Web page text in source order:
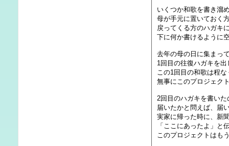
いくつか和歌を書き溜
母が手元に置いておく
戻ってくる方のハガキ
下に何か書けるように
去年の母の日に集まっ
1回目の往復ハガキを
この1回目の和歌は程
無事にこのプロジェク
2回目のハガキを書い
届いたかと問えば、届
実家に帰った時に、新
「ここにあったよ」と
このプロジェクトはも